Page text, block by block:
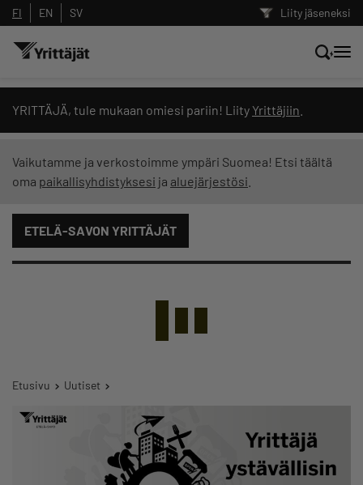
Liity jäseneksi
FI EN SV
YRITTÄJÄ, tule mukaan omiesi pariin! Liity Yrittäjiin
Vaikutamme ja verkostoimme ympäri Suomea! Etsi täältä
oma paikallisyhdistyksesi ja aluejärjestösi
ETELÄ-SAVON YRITTÄJÄT
Etusivu Uutiset
Hae sivustolta tai kysy suoraan
Yrittäjien tekoälyltä
Suodata hakutuloksia: näytä kaikki sisältö